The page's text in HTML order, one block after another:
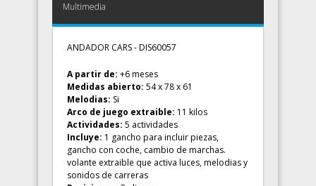
Multimedia
ANDADOR CARS - DIS60057
A partir de: +6 meses
Medidas abierto: 54 x 78 x 61
Melodias: Si
Arco de juego extraible: 11 kilos
Actividades: 5 actividades
Incluye: 1 gancho para incluir piezas,
gancho con coche, cambio de marchas.
volante extraible que activa luces, melodias y
sonidos de carreras